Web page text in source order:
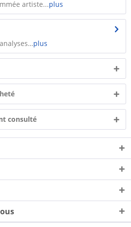
artiste...plus
plus
consulté